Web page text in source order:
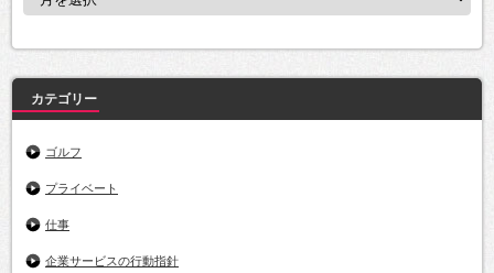
ブ
カテゴリー
ゴルフ
プライベート
仕事
企業サービスの行動指針